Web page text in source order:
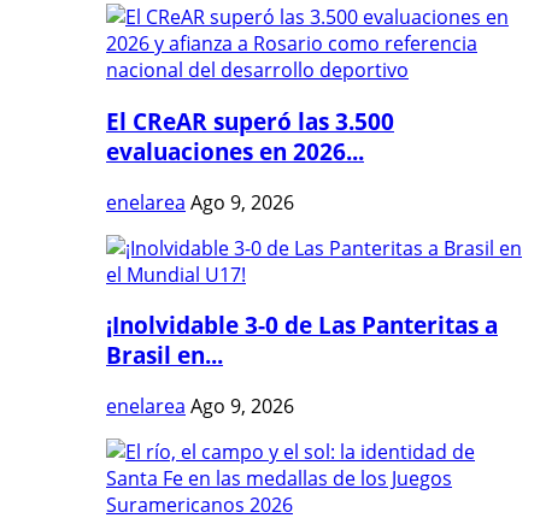
El CReAR superó las 3.500
evaluaciones en 2026...
enelarea Ago 9, 2026
¡Inolvidable 3-0 de Las Panteritas a
Brasil en...
enelarea Ago 9, 2026